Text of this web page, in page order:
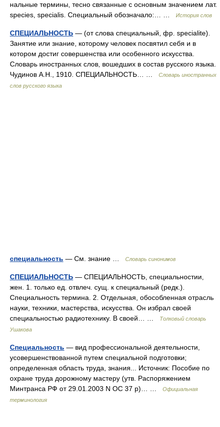
нальные термины, тесно связанные с основным значением лат.
species, specialis. Специальный обозначало:… …
История слов
СПЕЦИАЛЬНОСТЬ — (от слова специальный, фр. specialite).
Занятие или знание, которому человек посвятил себя и в
котором достиг совершенства или особенного искусства.
Словарь иностранных слов, вошедших в состав русского языка.
Чудинов А.Н., 1910. СПЕЦИАЛЬНОСТЬ… …
Словарь иностранных
слов русского языка
специальность — См. знание … Словарь синонимов
СПЕЦИАЛЬНОСТЬ — СПЕЦИАЛЬНОСТЬ, специальностии,
жен. 1. только ед. отвлеч. сущ. к специальный (редк.).
Специальность термина. 2. Отдельная, обособленная отрасль
науки, техники, мастерства, искусства. Он избрал своей
специальностью радиотехнику. В своей… …
Толковый словарь
Ушакова
Специальность — вид профессиональной деятельности,
усовершенствованной путем специальной подготовки;
определенная область труда, знания... Источник: Пособие по
охране труда дорожному мастеру (утв. Распоряжением
Минтранса РФ от 29.01.2003 N ОС 37 р)… …
Официальная
терминология